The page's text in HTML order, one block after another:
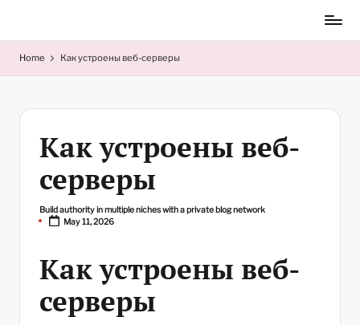
to
content
Home Как устроены веб-серверы
Как устроены веб-
серверы
Posted
by
Build authority in multiple niches with a private blog network
May 11, 2026
Как устроены веб-
серверы